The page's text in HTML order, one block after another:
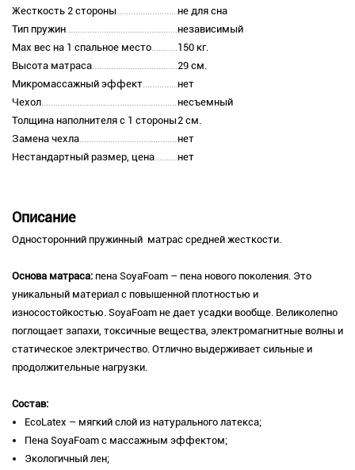
Жесткость 2 стороны
не для сна
Тип пружин
независимый
Max вес на 1 спальное место
150 кг.
Высота матраса
29 см.
Микромассажный эффект
нет
Чехол
несъемный
Толщина наполнителя с 1 стороны2 см.
Замена чехла
нет
Нестандартный размер, цена
нет
Описание
Односторонний пружинный матрас средней жесткости.
Основа матраса: пена SoyаFoam – пена нового поколения. Это
уникальный материал с повышенной плотностью и
износостойкостью. SoyaFoam не дает усадки вообще. Великолепно
поглощает запахи, токсичные вещества, электромагнитные волны и
статическое электричество. Отлично выдерживает сильные и
продолжительные нагрузки.
Состав:
EcoLatex – мягкий слой из натурального латекса;
Пена SoyaFoam с массажным эффектом;
Экологичный лен;